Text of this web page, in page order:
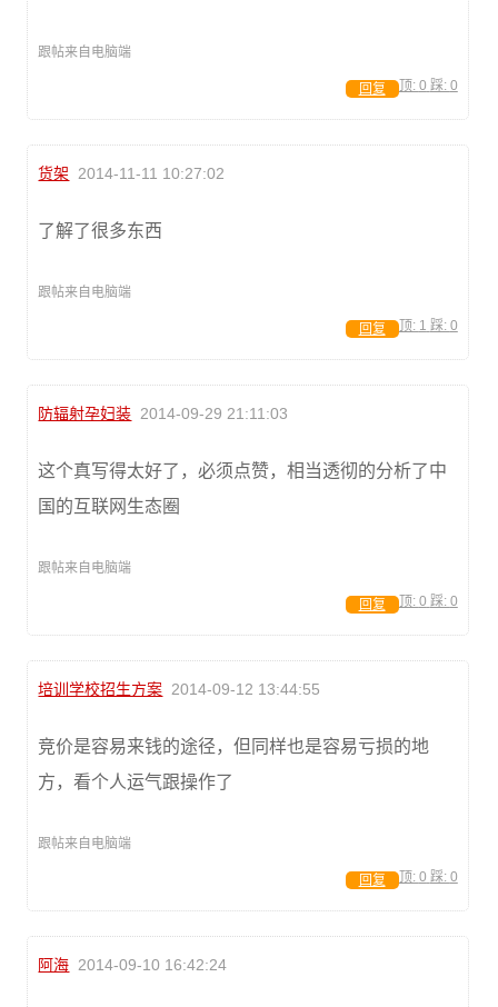
跟帖来自电脑端
顶: 0 踩: 0
回复
货架 2014-11-11 10:27:02
了解了很多东西
跟帖来自电脑端
顶: 1 踩: 0
回复
防辐射孕妇装 2014-09-29 21:11:03
这个真写得太好了，必须点赞，相当透彻的分析了中
国的互联网生态圈
跟帖来自电脑端
顶: 0 踩: 0
回复
培训学校招生方案 2014-09-12 13:44:55
竞价是容易来钱的途径，但同样也是容易亏损的地
方，看个人运气跟操作了
跟帖来自电脑端
顶: 0 踩: 0
回复
阿海 2014-09-10 16:42:24